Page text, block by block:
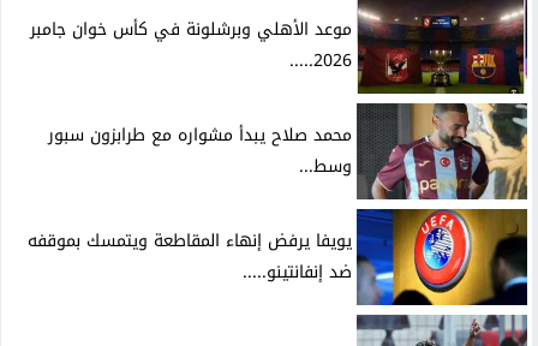
موعد الأهلي وبرشلونة في كأس خوان جامبر
2026.....
محمد صلاح يبدأ مشواره مع طرابزون سبور
وسط...
يويفا يرفض إنهاء المقاطعة ويتمسك بموقفه
ضد إنفانتينو.....